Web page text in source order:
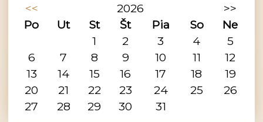
<<
2026
>>
Po
Ut St Št Pia So
Ne
1
2 3 4
5
6
7 8 9 10 11
12
13
14 15 16 17 18
19
20
21 22 23 24 25
26
27
28 29 30 31